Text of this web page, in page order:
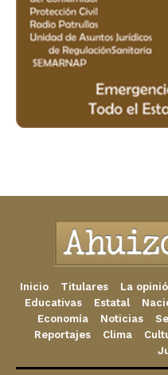
Inicio Titulares La
Educativas
Estatal
Economía
Noticias
Reportajes
Clima